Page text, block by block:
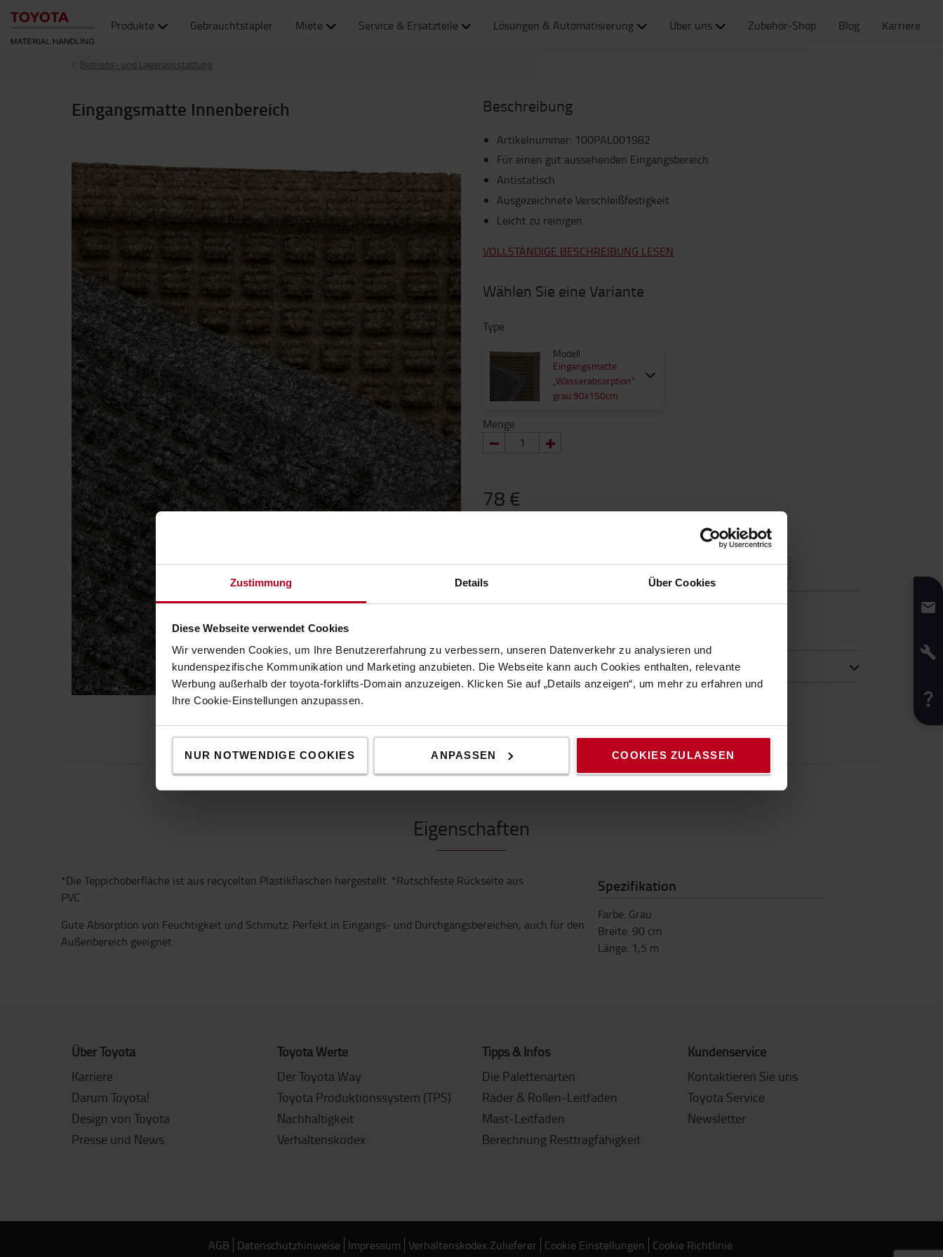
Zustimmung Details Über Cookies
Diese Webseite verwendet Cookies
Wir verwenden Cookies, um Ihre Benutzererfahrung zu verbessern, unseren Datenverkehr zu analysieren und
kundenspezifische Kommunikation und Marketing anzubieten. Die Webseite kann auch Cookies enthalten, relevante
Werbung außerhalb der toyota-forklifts-Domain anzuzeigen. Klicken Sie auf „Details anzeigen“, um mehr zu erfahren und
Ihre Cookie-Einstellungen anzupassen.
NUR NOTWENDIGE COOKIES ANPASSEN COOKIES ZULASSEN
Produkte Gebrauchtstapler Miete Service & Ersatzteile Lösungen & Automatisierung Über uns Zubehör-Shop Blog Karriere
Betriebs- und Lagerausstattung
Eingangsmatte Innenbereich Beschreibung
Artikelnummer: 100PAL001982
Für einen gut aussehenden Eingangsbereich
Antistatisch
Ausgezeichnete Verschleißfestigkeit
Leicht zu reinigen
VOLLSTÄNDIGE BESCHREIBUNG LESEN
Wählen Sie eine Variante
Type
Modell
Eingangsmatte
„Wasserabsorption“
grau 90x150cm
Menge
78 €
IN DEN WARENKORB
KONTAKTIEREN SIE UNS
Lieferzeit auf Anfrage.(+8,90 € pro Bestellung)
Produktgarantie
EIGENSCHAFTEN
Eigenschaften
*Die Teppichoberfläche ist aus recycelten Plastikflaschen hergestellt. *Rutschfeste Rückseite aus
PVC
Gute Absorption von Feuchtigkeit und Schmutz. Perfekt in Eingangs- und Durchgangsbereichen, auch für den
Außenbereich geeignet.
Spezifikation
Farbe: Grau
Breite: 90 cm
Länge: 1,5 m
Über Toyota
Karriere
Darum Toyota!
Design von Toyota
Presse und News
Toyota Werte
Der Toyota Way
Toyota Produktionssystem (TPS)
Nachhaltigkeit
Verhaltenskodex
Tipps & Infos
Die Palettenarten
Räder & Rollen-Leitfaden
Mast-Leitfaden
Berechnung Resttragfähigkeit
Kundenservice
Kontaktieren Sie uns
Toyota Service
Newsletter
AGB Datenschutzhinweise Impressum Verhaltenskodex Zulieferer Cookie Einstellungen Cookie Richtlinie